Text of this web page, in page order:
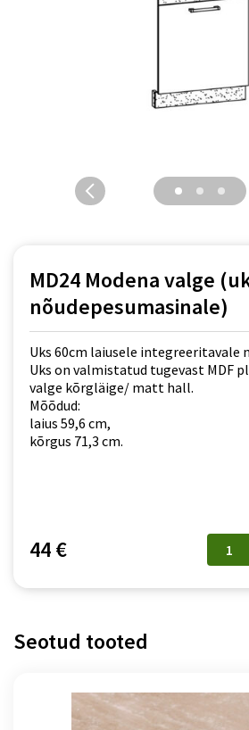
MD24 Modena valge
nõudepesumasinale)
Uks 60cm laiusele integreeritavale
Uks on valmistatud tugevast MDF
valge kõrgläige/ matt hall.
Mõõdud:
laius 59,6 cm,
kõrgus 71,3 cm.
44 €
MD24
Modena
(uks
Seotud tooted